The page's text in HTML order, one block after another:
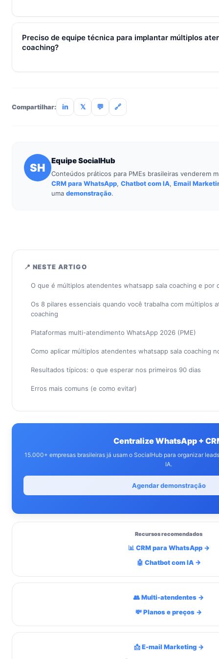
Métricas de processo (tempo de resposta, follow-up)
receita aparecem entre 30 e 90 dias, conforme ciclo de
Preciso de equipe técnica para implantar múltiplos
coaching?
Compartilhar: in 𝕏 💬 🔗
SH
Equipe SocialHub
Conteúdos práticos para PMEs brasileiras venderem
CRM para WhatsApp, Chatbot com IA, Email
uma demonstração.
📍 NESTE ARTIGO
O que é múltiplos atendentes whatsapp sala coaching e por
Os 8 pilares essenciais quando você trabalha com múltiplos
coaching
Plataformas multi-atendimento WhatsApp 2026 (PME)
Como aplicar múltiplos atendentes whatsapp sala coaching
Resultados típicos: o que esperar nos primeiros 90 dias
Erros mais comuns (e como evitar)
Centralize WhatsApp +
15.000+ empresas brasileiras já usam o SocialHub para organizar
IA.
Agendar demonstração
Recursos recomendados
📊 CRM para WhatsApp →
🤖 Chatbot com IA →
👥 Multi-atendentes →
💸 Planos e preços →
📩 E-mail Marketing →